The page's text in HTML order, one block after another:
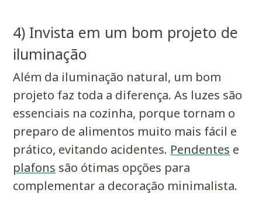
4) Invista em um bom projeto de
iluminação
Além da iluminação natural, um bom
projeto faz toda a diferença. As luzes são
essenciais na cozinha, porque tornam o
preparo de alimentos muito mais fácil e
prático, evitando acidentes. Pendentes e
plafons são ótimas opções para
complementar a decoração minimalista.